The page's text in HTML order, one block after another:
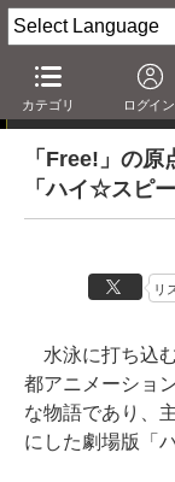
カテゴリ ログイン
「Blu-ray発売日
「Free!」の
「ハイ☆スピ
リ
水泳に打ち込
都アニメーショ
な物語であり、
にした劇場版「